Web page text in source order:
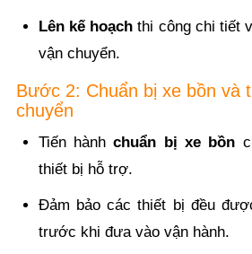
Lên kế hoạch thi công chi tiết
vận chuyển.
Bước 2: Chuẩn bị xe bồn và
chuyển
Tiến hànhchuẩn bị xe bồn
thiết bị hỗ trợ.
Đảm bảo các thiết bị đều
trước khi đưa vào vận hành.